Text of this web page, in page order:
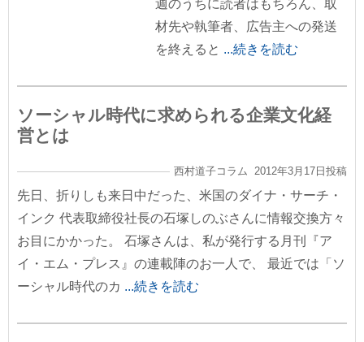
週のうちに読者はもちろん、取
材先や執筆者、広告主への発送
を終えると ...続きを読む
ソーシャル時代に求められる企業文化経
営とは
西村道子コラム 2012年3月17日投稿
先日、折りしも来日中だった、米国のダイナ・サーチ・
インク 代表取締役社長の石塚しのぶさんに情報交換方々
お目にかかった。 石塚さんは、私が発行する月刊『ア
イ・エム・プレス』の連載陣のお一人で、 最近では「ソ
ーシャル時代のカ ...続きを読む